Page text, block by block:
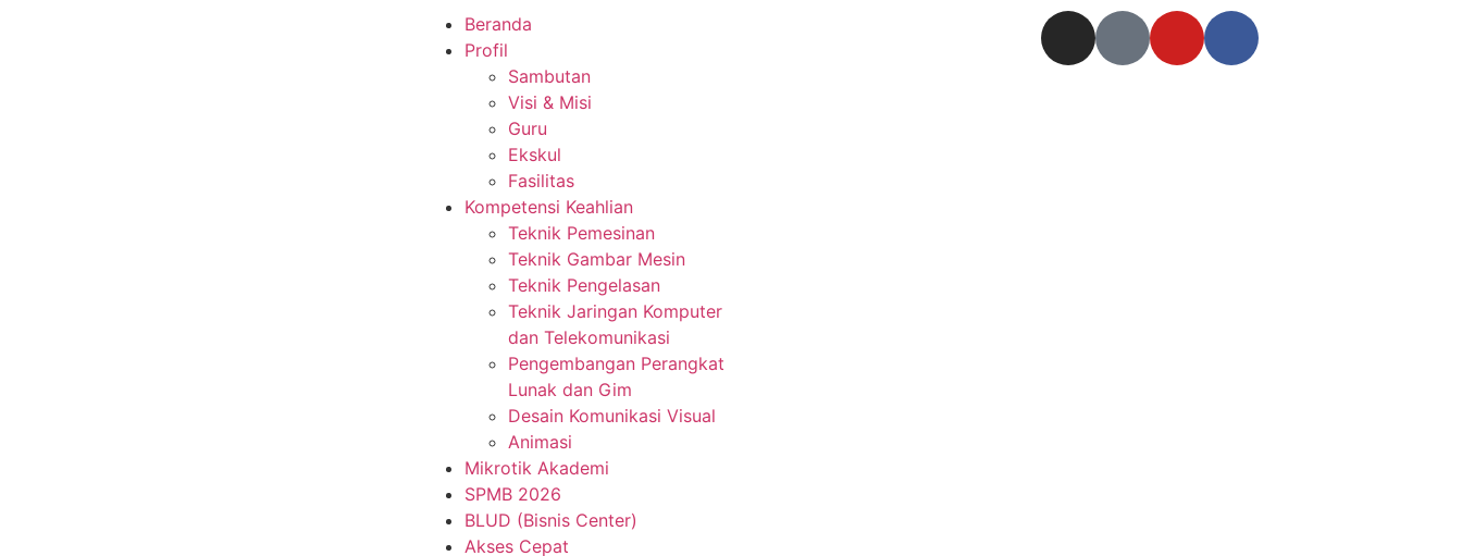
Beranda
Profil
Sambutan
Visi & Misi
Guru
Ekskul
Fasilitas
Kompetensi Keahlian
Teknik Pemesinan
Teknik Gambar Mesin
Teknik Pengelasan
Teknik Jaringan Komputer
dan Telekomunikasi
Pengembangan Perangkat
Lunak dan Gim
Desain Komunikasi Visual
Animasi
Mikrotik Akademi
SPMB 2026
BLUD (Bisnis Center)
Akses Cepat